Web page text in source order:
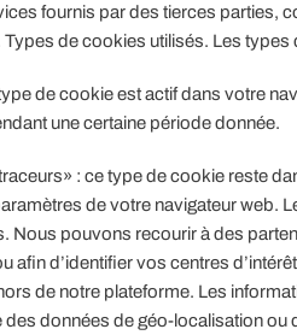
fournis par des tierces parties,
de cookies utilisés. Les
de cookie est actif dans votre
une certaine période donnée.
: ce type de cookie reste
de votre navigateur web.
Nous pouvons recourir à des
afin d’identifier vos centres
de notre plateforme. Les
des données de géo-localisation